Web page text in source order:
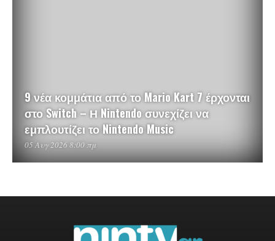
9 νέα κομμάτια από το Mario Kart 7 έρχονται
στο Switch – Η Nintendo συνεχίζει να
εμπλουτίζει το Nintendo Music
05 Αυγ 2026 8:00 πμ